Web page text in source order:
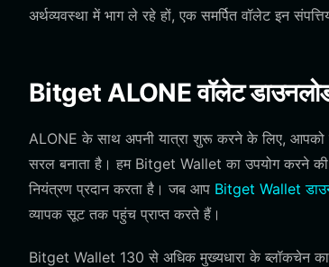
अर्थव्यवस्था में भाग ले रहे हों, एक समर्पित वॉलेट इन
Bitget ALONE वॉलेट
ALONE के साथ अपनी यात्रा शुरू करने के लिए,
सरल बनाता है। हम Bitget Wallet का उपयोग करने की
नियंत्रण प्रदान करता है। जब आप Bitget Wallet
व्यापक सूट तक पहुंच प्राप्त करते हैं।
Bitget Wallet 130 से अधिक मुख्यधारा के ब्लॉकचेन